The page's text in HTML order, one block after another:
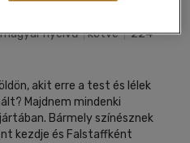
magyar nyelvű|kötve|224
akit erre a test és lélek
Majdnem mindenki
Bármely színésznek
kezdje és Falstaffként